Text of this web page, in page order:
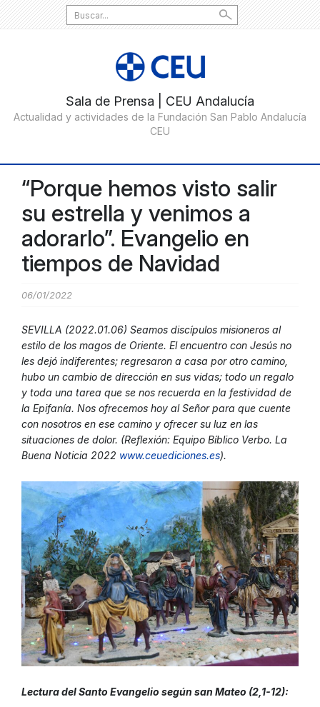
Search
for:
“Porque hemos visto salir
su estrella y venimos a
adorarlo”. Evangelio en
tiempos de Navidad
06/01/2022
SEVILLA (2022.01.06) Seamos discípulos misioneros al
estilo de los magos de Oriente. El encuentro con Jesús no
les dejó indiferentes; regresaron a casa por otro camino,
hubo un cambio de dirección en sus vidas; todo un regalo
y toda una tarea que se nos recuerda en la festividad de
la Epifanía. Nos ofrecemos hoy al Señor para que cuente
con nosotros en ese camino y ofrecer su luz en las
situaciones de dolor. (Reflexión: Equipo Bíblico Verbo. La
Buena Noticia 2022 www.ceuediciones.es).
Lectura del Santo Evangelio según san Mateo (2,1-12):